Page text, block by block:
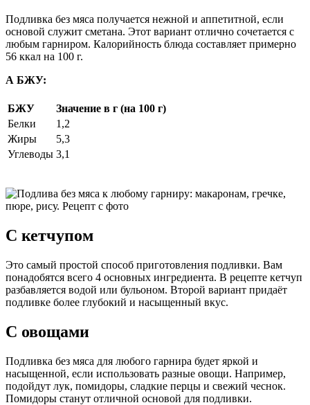
Подливка без мяса получается нежной и аппетитной, если
основой служит сметана. Этот вариант отлично сочетается с
любым гарниром. Калорийность блюда составляет примерно
56 ккал на 100 г.
А БЖУ:
БЖУ
Значение в г (на 100 г)
Белки
1,2
Жиры
5,3
Углеводы 3,1
С кетчупом
Это самый простой способ приготовления подливки. Вам
понадобятся всего 4 основных ингредиента. В рецепте кетчуп
разбавляется водой или бульоном. Второй вариант придаёт
подливке более глубокий и насыщенный вкус.
С овощами
Подливка без мяса для любого гарнира будет яркой и
насыщенной, если использовать разные овощи. Например,
подойдут лук, помидоры, сладкие перцы и свежий чеснок.
Помидоры станут отличной основой для подливки.